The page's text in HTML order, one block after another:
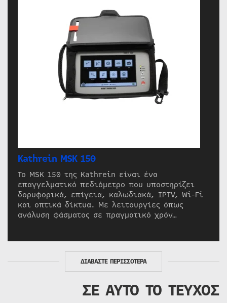
Kathrein MSK 150
Το MSK 150 της Kathrein είναι ένα
επαγγελματικό πεδιόμετρο που υποστηρίζει
δορυφορικά, επίγεια, καλωδιακά, IPTV, Wi-Fi
και οπτικά δίκτυα. Με λειτουργίες όπως
ανάλυση φάσματος σε πραγματικό χρόν…
ΔΙΑΒΑΣΤΕ ΠΕΡΙΣΣΟΤΕΡΑ
ΣΕ ΑΥΤΟ ΤΟ ΤΕΥΧΟΣ